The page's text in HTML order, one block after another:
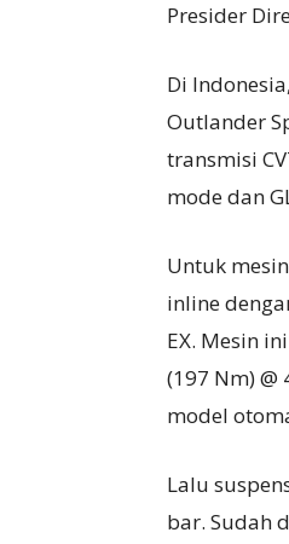
Presider
Di
Outlander
transmisi
mode dan
Untuk
inline
EX. Mesin
(197 Nm)
model
Lalu
bar. Sudah